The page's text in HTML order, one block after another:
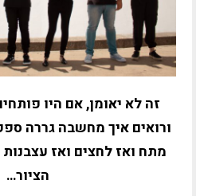
זה לא יאומן, אם היו
ורואים איך מחשבה גררה
מתח ואז לחצים ואז
הציור…